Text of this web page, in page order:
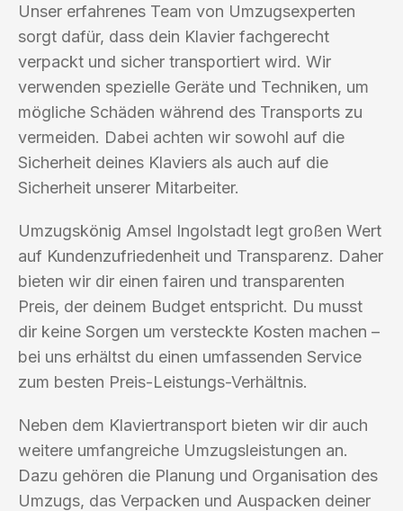
Unser erfahrenes Team von Umzugsexperten
sorgt dafür, dass dein Klavier fachgerecht
verpackt und sicher transportiert wird. Wir
verwenden spezielle Geräte und Techniken, um
mögliche Schäden während des Transports zu
vermeiden. Dabei achten wir sowohl auf die
Sicherheit deines Klaviers als auch auf die
Sicherheit unserer Mitarbeiter.
Umzugskönig Amsel Ingolstadt legt großen Wert
auf Kundenzufriedenheit und Transparenz. Daher
bieten wir dir einen fairen und transparenten
Preis, der deinem Budget entspricht. Du musst
dir keine Sorgen um versteckte Kosten machen –
bei uns erhältst du einen umfassenden Service
zum besten Preis-Leistungs-Verhältnis.
Neben dem Klaviertransport bieten wir dir auch
weitere umfangreiche Umzugsleistungen an.
Dazu gehören die Planung und Organisation des
Umzugs, das Verpacken und Auspacken deiner